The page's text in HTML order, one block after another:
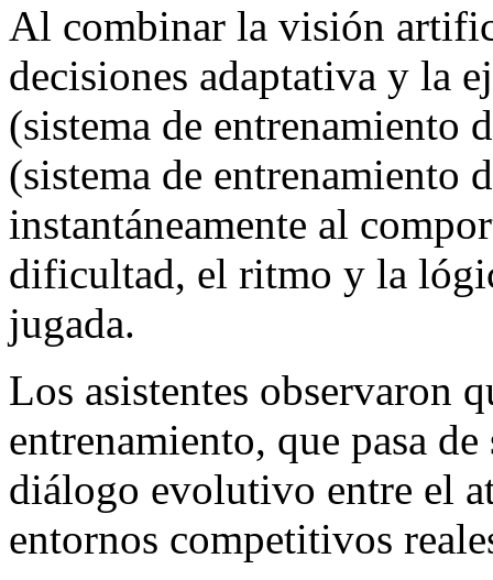
Al combinar la visión
decisiones adaptativa y la
(sistema de
(sistema de entrenamiento
instantáneamente al
dificultad, el ritmo y la
jugada.
Los asistentes observaron
entrenamiento, que pasa
diálogo evolutivo entre el
entornos competitivos